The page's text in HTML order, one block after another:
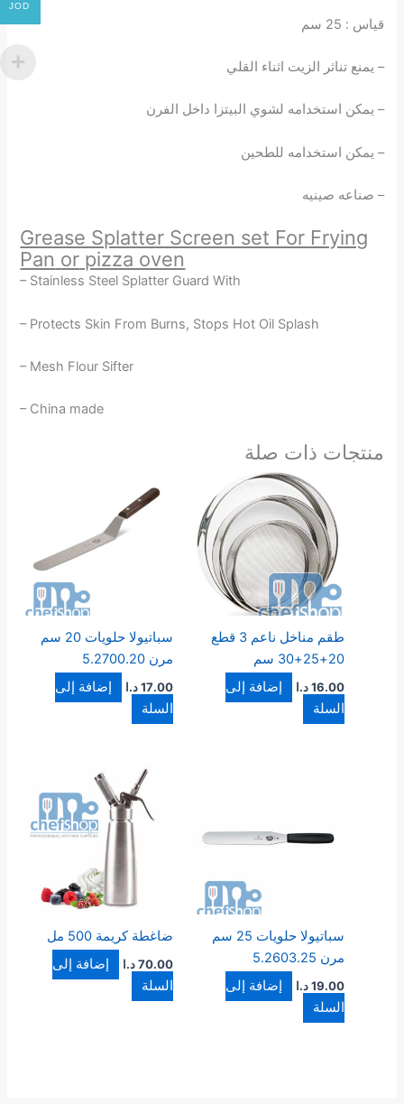
قياس : 25 سم
– يمنع تناثر الزيت اثناء القلي
– يمكن استخدامه لشوي البيتزا داخل الفرن
– يمكن استخدامه للطحين
– صناعه صينيه
Grease Splatter Screen set For Frying
Pan or pizza oven
– Stainless Steel Splatter Guard With
– Protects Skin From Burns, Stops Hot Oil Splash
– Mesh Flour Sifter
– China made
منتجات ذات صلة
طقم مناخل ناعم 3 قطع
20+25+30 سم
16.00 د.ا
إضافة إلى
السلة
سباتيولا حلويات 20 سم
مرن 5.2700.20
17.00د.ا
إضافة إلى
السلة
سباتيولا حلويات 25 سم
مرن 5.2603.25
19.00 د.ا
إضافة إلى
السلة
ضاغطة كريمة 500 مل
70.00د.ا
إضافة إلى
السلة
JOD